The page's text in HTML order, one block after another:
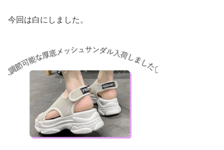
今回は白にしました。